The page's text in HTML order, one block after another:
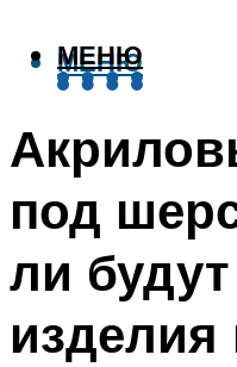
МЕНЮ
МЕНЮ
под
ли
изделия